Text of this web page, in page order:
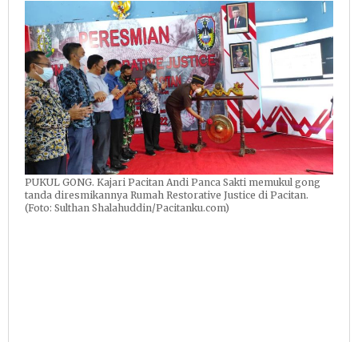
PUKUL GONG. Kajari Pacitan Andi Panca Sakti memukul gong
tanda diresmikannya Rumah Restorative Justice di Pacitan.
(Foto: Sulthan Shalahuddin/Pacitanku.com)